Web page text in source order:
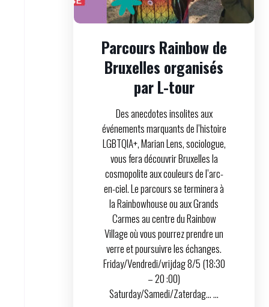
Parcours Rainbow de
Bruxelles organisés
par L-tour
Des anecdotes insolites aux
événements marquants de l’histoire
LGBTQIA+, Marian Lens, sociologue,
vous fera découvrir Bruxelles la
cosmopolite aux couleurs de l’arc-
en-ciel. Le parcours se terminera à
la Rainbowhouse ou aux Grands
Carmes au centre du Rainbow
Village où vous pourrez prendre un
verre et poursuivre les échanges.
Friday/Vendredi/vrijdag 8/5 (18:30
– 20 :00)
Saturday/Samedi/Zaterdag… ...